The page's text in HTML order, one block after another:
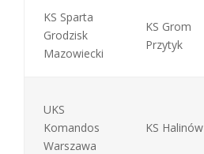
KS Sparta
Grodzisk
Mazowiecki
KS Grom
Przytyk
UKS
Komandos
Warszawa
KS Halinów